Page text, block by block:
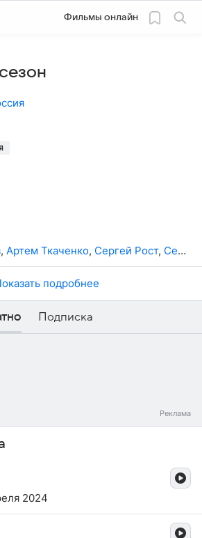
Фильмы онлайн
, Артем Ткаченко, Сергей Рост, Сергей Барковский
подробнее
Подписка
2024